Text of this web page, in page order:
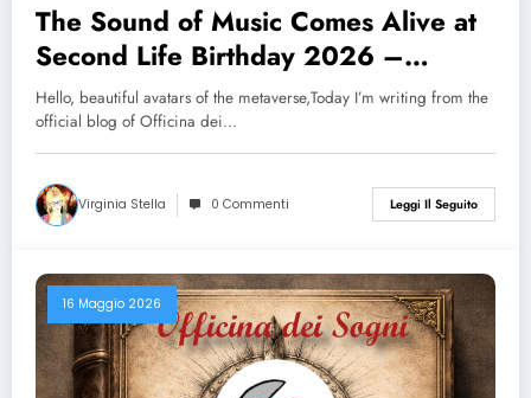
The Sound of Music Comes Alive at
Second Life Birthday 2026 –
Officina dei Sogni Brings Full
Theatrical Magic!
Hello, beautiful avatars of the metaverse,Today I’m writing from the
official blog of Officina dei…
Virginia Stella 0 Commenti Leggi Il Seguito
16 Maggio 2026